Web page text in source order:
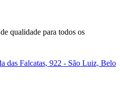
qualidade para todos os
das Falcatas, 922 - São Luiz, Belo